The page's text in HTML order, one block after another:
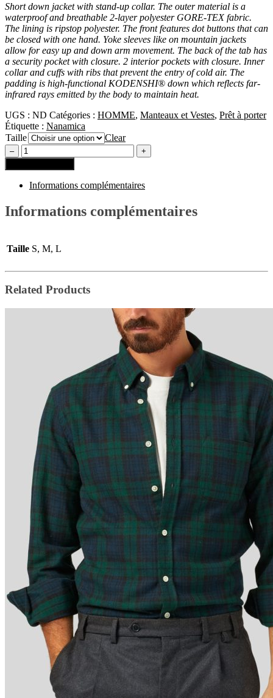
Short down jacket with stand-up collar. The outer material is a
waterproof and breathable 2-layer polyester GORE-TEX fabric.
The lining is ripstop polyester. The front features dot buttons that can
be closed with one hand. Yoke sleeves like on mountain jackets
allow for easy up and down arm movement. The back of the tab has
a security pocket with closure. 2 interior pockets with closure. Inner
collar and cuffs with ribs that prevent the entry of cold air. The
padding is high-functional KODENSHI®︎ down which reflects far-
infrared rays emitted by the body to maintain heat.
UGS : ND Catégories : HOMME, Manteaux et Vestes, Prêt à porter
Étiquette : Nanamica
Taille
Clear
Informations complémentaires
Informations complémentaires
Taille S, M, L
Related Products